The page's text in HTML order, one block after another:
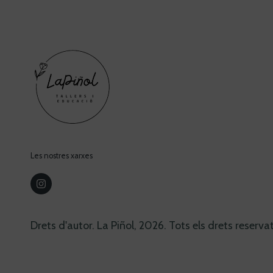
Les nostres xarxes
Drets d'autor. La Piñol, 2026. Tots els drets